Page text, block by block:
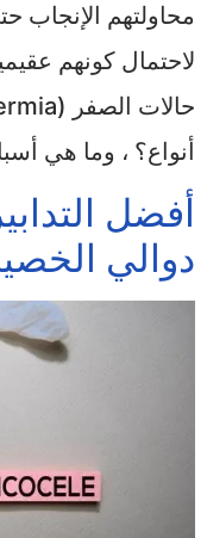
محاولتهم الإنجاب
لاحتمال كونهم
أنواع؟ ، وما هي
أفضل
دوالي الخصية